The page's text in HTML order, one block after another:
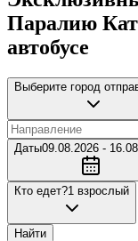
Паралию
автобусе
Выберите город
Даты09.08.2026 -
Кто едет?1 взрослый
Найти